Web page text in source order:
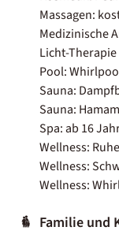
Massagen:
Medizinische
Licht-Therapie
Pool:
Sauna:
Sauna: Hamam
Spa: ab 16
Wellness:
Wellness:
Wellness:
Familie und